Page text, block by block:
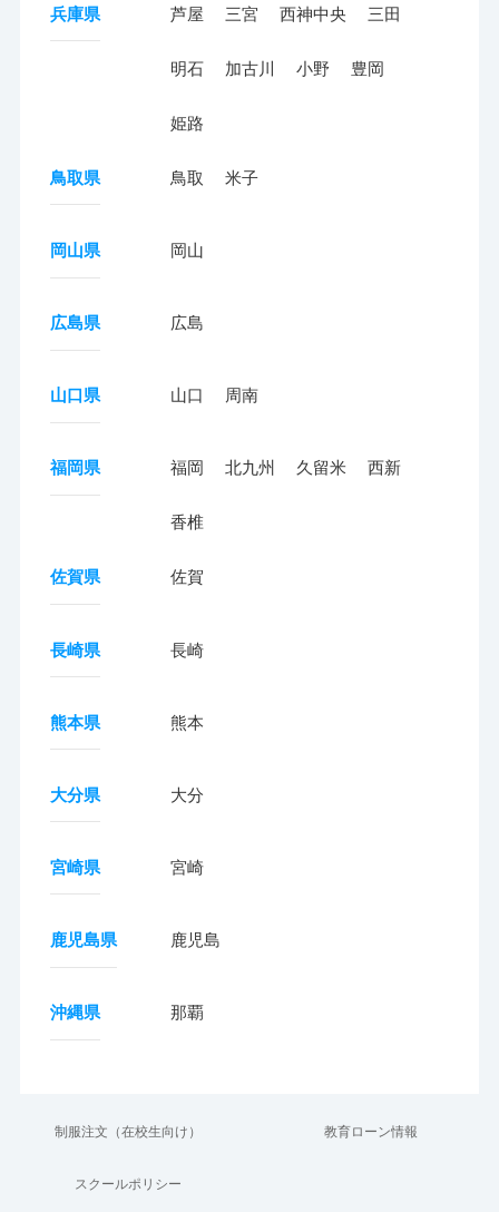
兵庫県 芦屋 三宮 西神中央 三田
明石 加古川 小野 豊岡
姫路
鳥取県 鳥取 米子
岡山県 岡山
広島県 広島
山口県 山口 周南
福岡県 福岡 北九州 久留米 西新
香椎
佐賀県 佐賀
長崎県 長崎
熊本県 熊本
大分県 大分
宮崎県 宮崎
鹿児島県 鹿児島
沖縄県 那覇
制服注文（在校生向け） 教育ローン情報
スクールポリシー